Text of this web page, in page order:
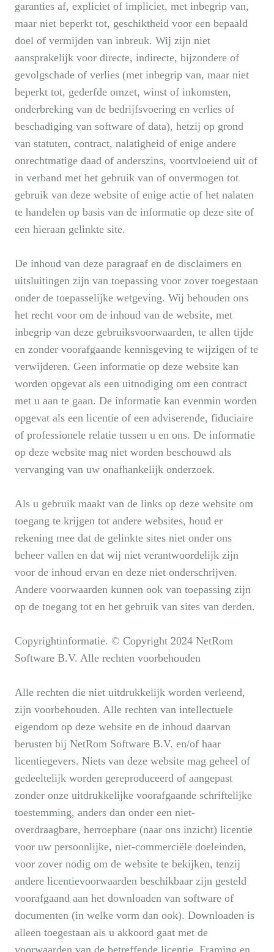
garanties af, expliciet of impliciet, met inbegrip van,
maar niet beperkt tot, geschiktheid voor een bepaald
doel of vermijden van inbreuk. Wij zijn niet
aansprakelijk voor directe, indirecte, bijzondere of
gevolgschade of verlies (met inbegrip van, maar niet
beperkt tot, gederfde omzet, winst of inkomsten,
onderbreking van de bedrijfsvoering en verlies of
beschadiging van software of data), hetzij op grond
van statuten, contract, nalatigheid of enige andere
onrechtmatige daad of anderszins, voortvloeiend uit of
in verband met het gebruik van of onvermogen tot
gebruik van deze website of enige actie of het nalaten
te handelen op basis van de informatie op deze site of
een hieraan gelinkte site.
De inhoud van deze paragraaf en de disclaimers en
uitsluitingen zijn van toepassing voor zover toegestaan
onder de toepasselijke wetgeving. Wij behouden ons
het recht voor om de inhoud van de website, met
inbegrip van deze gebruiksvoorwaarden, te allen tijde
en zonder voorafgaande kennisgeving te wijzigen of te
verwijderen. Geen informatie op deze website kan
worden opgevat als een uitnodiging om een contract
met u aan te gaan. De informatie kan evenmin worden
opgevat als een licentie of een adviserende, fiduciaire
of professionele relatie tussen u en ons. De informatie
op deze website mag niet worden beschouwd als
vervanging van uw onafhankelijk onderzoek.
Als u gebruik maakt van de links op deze website om
toegang te krijgen tot andere websites, houd er
rekening mee dat de gelinkte sites niet onder ons
beheer vallen en dat wij niet verantwoordelijk zijn
voor de inhoud ervan en deze niet onderschrijven.
Andere voorwaarden kunnen ook van toepassing zijn
op de toegang tot en het gebruik van sites van derden.
Copyrightinformatie. © Copyright 2024 NetRom
Software B.V. Alle rechten voorbehouden
Alle rechten die niet uitdrukkelijk worden verleend,
zijn voorbehouden. Alle rechten van intellectuele
eigendom op deze website en de inhoud daarvan
berusten bij NetRom Software B.V. en/of haar
licentiegevers. Niets van deze website mag geheel of
gedeeltelijk worden gereproduceerd of aangepast
zonder onze uitdrukkelijke voorafgaande schriftelijke
toestemming, anders dan onder een niet-
overdraagbare, herroepbare (naar ons inzicht) licentie
voor uw persoonlijke, niet-commerciële doeleinden,
voor zover nodig om de website te bekijken, tenzij
andere licentievoorwaarden beschikbaar zijn gesteld
voorafgaand aan het downloaden van software of
documenten (in welke vorm dan ook). Downloaden is
alleen toegestaan als u akkoord gaat met de